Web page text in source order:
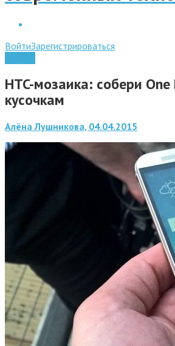
ВойтиЗарегистрироваться
HTC-мозаика: собери
кусочкам
Алёна Лушникова, 04.04.2015